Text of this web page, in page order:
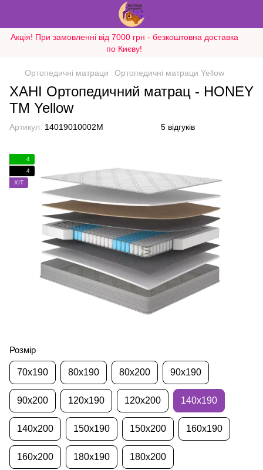
Акція! При замовленні від 7000 грн - безкоштовна доставка
по Києву!
Ортопедичні матраци Ортопедичні матраци Yellow
ХАНІ Ортопедичний матрац - HONEY
ТМ Yellow
Артикул: 14019010002M 5 відгуків
4
4
ХІТ
Розмір
70х190 80х190 80х200 90х190
90х200 120х190 120х200 140х190
140х200 150х190 150х200 160х190
160х200 180х190 180х200